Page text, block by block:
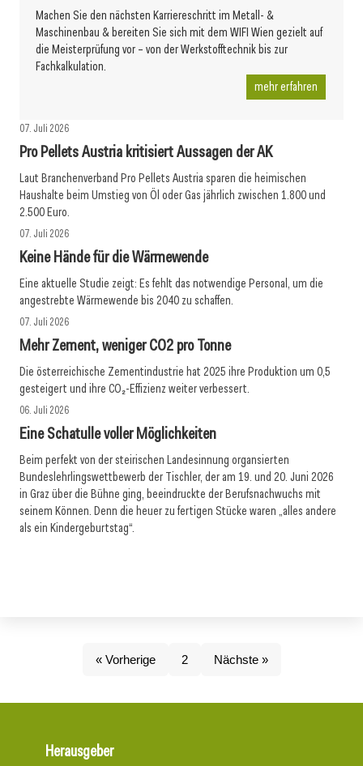
Machen Sie den nächsten Karriereschritt im Metall- &
Maschinenbau & bereiten Sie sich mit dem WIFI Wien gezielt auf
die Meisterprüfung vor – von der Werkstofftechnik bis zur
Fachkalkulation.
mehr erfahren
07. Juli 2026
Pro Pellets Austria kritisiert Aussagen der AK
Laut Branchenverband Pro Pellets Austria sparen die heimischen
Haushalte beim Umstieg von Öl oder Gas jährlich zwischen 1.800 und
2.500 Euro.
07. Juli 2026
Keine Hände für die Wärmewende
Eine aktuelle Studie zeigt: Es fehlt das notwendige Personal, um die
angestrebte Wärmewende bis 2040 zu schaffen.
07. Juli 2026
Mehr Zement, weniger CO2 pro Tonne
Die österreichische Zementindustrie hat 2025 ihre Produktion um 0,5
gesteigert und ihre CO₂-Effizienz weiter verbessert.
06. Juli 2026
Eine Schatulle voller Möglichkeiten
Beim perfekt von der steirischen Landesinnung organsierten
Bundeslehrlingswettbewerb der Tischler, der am 19. und 20. Juni 2026
in Graz über die Bühne ging, beeindruckte der Berufsnachwuchs mit
seinem Können. Denn die heuer zu fertigen Stücke waren „alles andere
als ein Kindergeburtstag“.
« Vorherige 2 Nächste »
Herausgeber